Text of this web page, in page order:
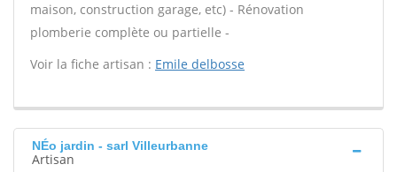
maison, construction garage, etc) - Rénovation
plomberie complète ou partielle -
Voir la fiche artisan : Emile delbosse
NÉo jardin - sarl Villeurbanne
Artisan